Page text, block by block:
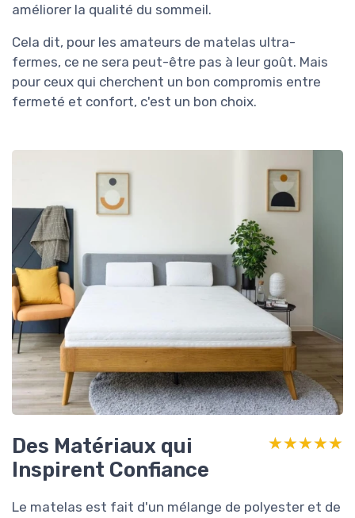
améliorer la qualité du sommeil.
Cela dit, pour les amateurs de matelas ultra-
fermes, ce ne sera peut-être pas à leur goût. Mais
pour ceux qui cherchent un bon compromis entre
fermeté et confort, c'est un bon choix.
Des Matériaux qui
Inspirent Confiance
★★★★★
★★★★★
Le matelas est fait d'un mélange de polyester et de